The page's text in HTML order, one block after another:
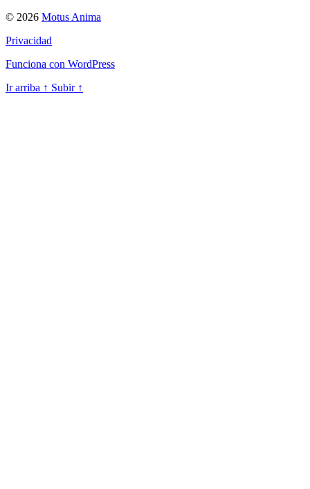
© 2026 Motus Anima
Privacidad
Funciona con WordPress
Ir arriba ↑ Subir ↑